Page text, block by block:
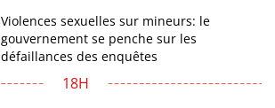
Violences sexuelles sur mineurs: le
gouvernement se penche sur les
défaillances des enquêtes
18H